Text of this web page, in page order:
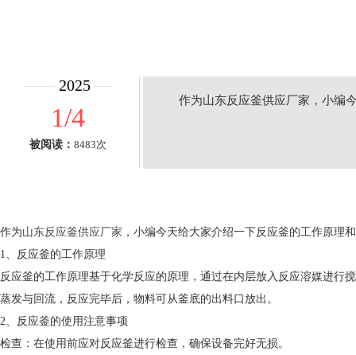
2025
1/4
被阅读： 8483次
作为山东反应釜供应厂家，小编
作为山东反应釜供应厂家 ，小编今天给大家介绍一下反应釜的工作原理
1、反应釜的工作原理
反应釜的工作原理基于化学反应的原理，通过在内层放入反应溶媒进行
蒸发与回流，反应完毕后，物料可从釜底的出料口放出。
2、反应釜的使用注意事项
检查：在使用前应对反应釜进行检查，确保设备完好无损。